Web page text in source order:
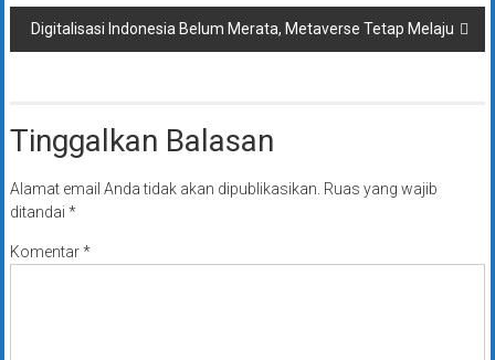
Digitalisasi Indonesia Belum Merata, Metaverse Tetap Melaju
Tinggalkan Balasan
Alamat email Anda tidak akan dipublikasikan. Ruas yang wajib
ditandai *
Komentar*